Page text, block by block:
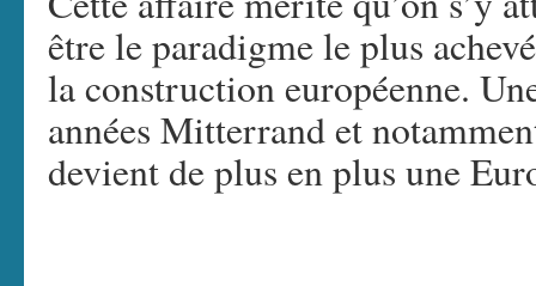
être le paradigme le plus
la construction européenne.
années Mitterrand et
devient de plus en plus une